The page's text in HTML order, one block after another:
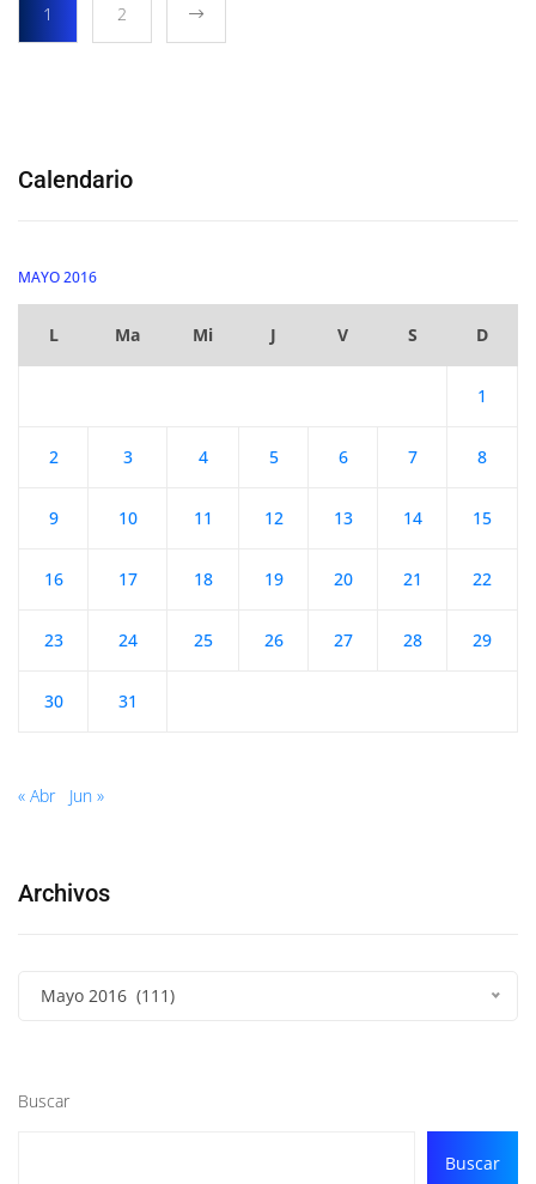
1 2
Calendario
MAYO 2016
L Ma Mi J V S D
1
2 3 4 5 6 7 8
9 10 11 12 13 14 15
16 17 18 19 20 21 22
23 24 25 26 27 28 29
30 31
« Abr Jun »
Archivos
Mayo 2016 (111)
Buscar
Buscar